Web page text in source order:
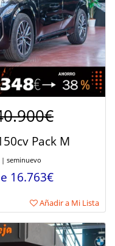
Pack M
| seminuevo
16.763€
Añadir a Mi Lista